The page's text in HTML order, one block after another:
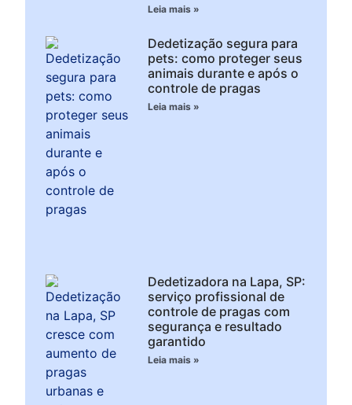
Leia mais »
Dedetização segura para
pets: como proteger seus
animais durante e após o
controle de pragas
Leia mais »
Dedetizadora na Lapa, SP:
serviço profissional de
controle de pragas com
segurança e resultado
garantido
Leia mais »